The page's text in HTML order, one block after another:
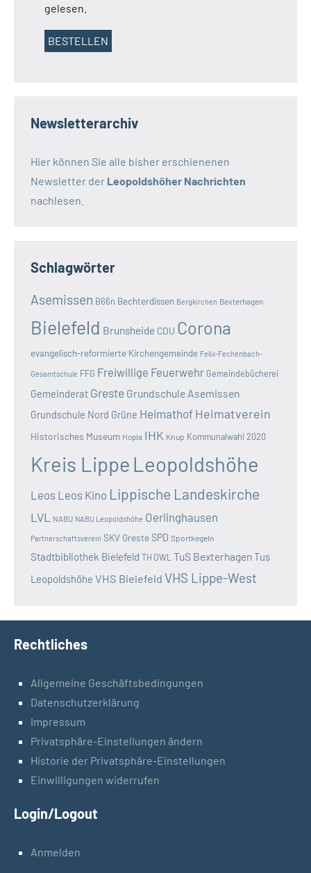
gelesen.
Newsletterarchiv
Hier können Sie alle bisher erschienenen
Newsletter der Leopoldshöher Nachrichten
nachlesen.
Schlagwörter
Asemissen B66n Bechterdissen Bergkirchen Bexterhagen
Bielefeld Brunsheide CDU Corona
evangelisch-reformierte Kirchengemeinde Felix-Fechenbach-
Gesamtschule FFG Freiwillige Feuerwehr Gemeindebücherei
Gemeinderat Greste Grundschule Asemissen
Grundschule Nord Grüne Heimathof Heimatverein
Historisches Museum Hopla IHK Knup Kommunalwahl 2020
Kreis Lippe Leopoldshöhe
Leos Leos Kino Lippische Landeskirche
LVL NABU NABU Leopoldshöhe Oerlinghausen
Partnerschaftsverein SKV GresteSPD Sportkegeln
Stadtbibliothek Bielefeld TH OWL TuS BexterhagenTus
Leopoldshöhe VHS Bielefeld VHS Lippe-West
Rechtliches
Allgemeine Geschäftsbedingungen
Datenschutzerklärung
Impressum
Privatsphäre-Einstellungen ändern
Historie der Privatsphäre-Einstellungen
Einwilligungen widerrufen
Login/Logout
Anmelden